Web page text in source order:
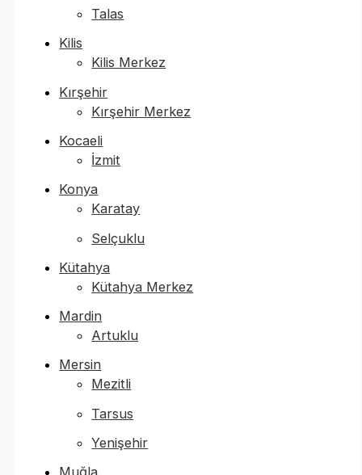
Talas
Kilis
Kilis Merkez
Kırşehir
Kırşehir Merkez
Kocaeli
İzmit
Konya
Karatay
Selçuklu
Kütahya
Kütahya Merkez
Mardin
Artuklu
Mersin
Mezitli
Tarsus
Yenişehir